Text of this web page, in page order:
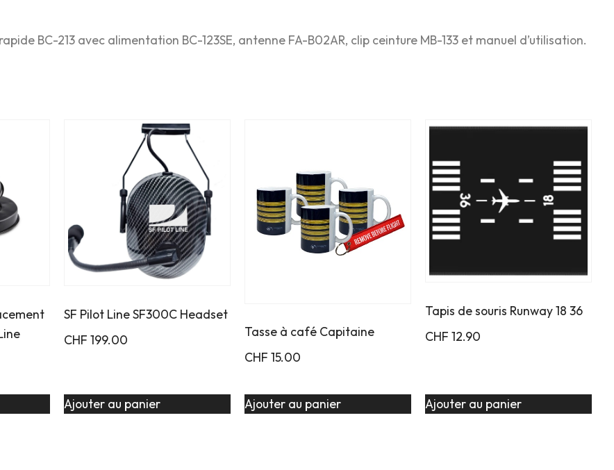
BC-213 avec alimentation BC-123SE, antenne FA-B02AR, clip ceinture MB-133 et manuel d’utilisation.
SF Pilot Line SF300C Headset
CHF 199.00
Ajouter au panier
Tasse à café Capitaine
CHF 15.00
Ajouter au panier
Tapis de souris Runway 18 36
CHF 12.90
Ajouter au panier